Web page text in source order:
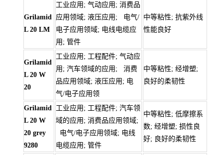
Grilamid
L 20 LM
工业应用; 气动应用; 消费品
应用领域; 液压应用; 电气/
电子应用领域; 电线电缆应
用; 管件
中等粘性; 抗紫外线
性能良好
Grilamid
L 20 W
20
工业应用; 工程配件; 气动应
用; 汽车领域的应用; 消费
品应用领域; 液压应用; 电
气/电子应用领
中等粘性; 经增塑;
良好的柔韧性
Grilamid
L 20 W
20 grey
9280
工业应用; 工程配件; 汽车领
域的应用; 消费品应用领域;
电气/电子应用领域; 电线
电缆应用; 管件
中等粘性; 低摩擦系
数; 经增塑; 损性良
好; 良好的柔韧性